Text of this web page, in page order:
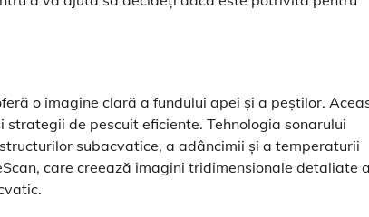
o imagine clară a fundului apei și a peștilor.
de pescuit eficiente. Tehnologia sonarului
subacvatice, a adâncimii și a temperaturii
care creează imagini tridimensionale detaliate